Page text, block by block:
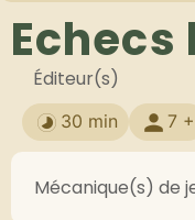
Éditeur(s)
30 min 7 +
Mécanique(s) de